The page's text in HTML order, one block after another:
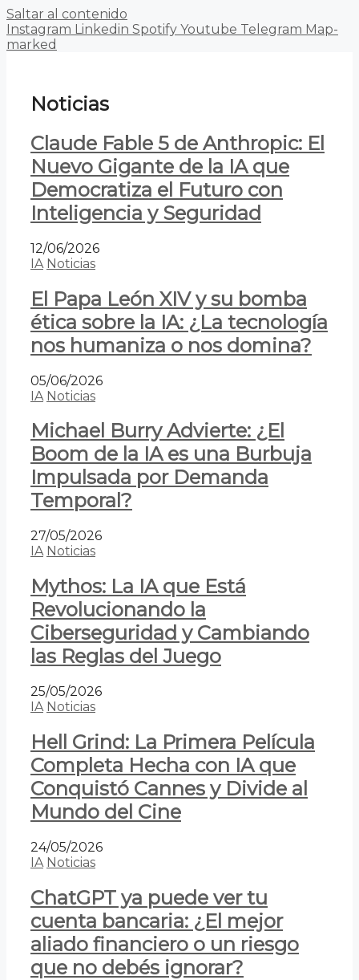
Saltar al contenido
Instagram Linkedin Spotify Youtube Telegram Map-
marked
Noticias
Claude Fable 5 de Anthropic: El
Nuevo Gigante de la IA que
Democratiza el Futuro con
Inteligencia y Seguridad
12/06/2026
IA Noticias
El Papa León XIV y su bomba
ética sobre la IA: ¿La tecnología
nos humaniza o nos domina?
05/06/2026
IA Noticias
Michael Burry Advierte: ¿El
Boom de la IA es una Burbuja
Impulsada por Demanda
Temporal?
27/05/2026
IA Noticias
Mythos: La IA que Está
Revolucionando la
Ciberseguridad y Cambiando
las Reglas del Juego
25/05/2026
IA Noticias
Hell Grind: La Primera Película
Completa Hecha con IA que
Conquistó Cannes y Divide al
Mundo del Cine
24/05/2026
IA Noticias
ChatGPT ya puede ver tu
cuenta bancaria: ¿El mejor
aliado financiero o un riesgo
que no debés ignorar?